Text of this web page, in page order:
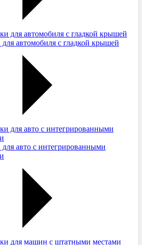
автомобиля с гладкой крышей
авто с интегрированными